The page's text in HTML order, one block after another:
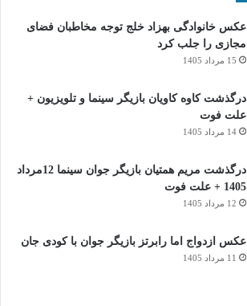
عکس خانوادگی بهزاد خلج توجه مخاطبان فضای
مجازی را جلب کرد
15 مرداد 1405
درگذشت کاوه کاویان بازیگر سینما و تلویزیون +
علت فوت
14 مرداد 1405
درگذشت مریم همتیان بازیگر جوان سینما 12مرداد
1405 + علت فوت
12 مرداد 1405
عکس ازدواج اما رابرتز بازیگر جوان با کودی جان
11 مرداد 1405